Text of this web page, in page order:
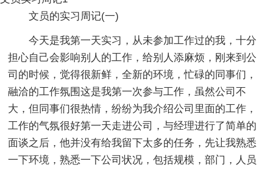
文员的实习周记(一)
今天是我第一天实习，从未参加工作过的我，十分
担心自己会影响别人的工作，给别人添麻烦，刚来到公
司的时候，觉得很新鲜，全新的环境，忙碌的同事们，
融洽的工作氛围这是我第一次参与工作，虽然公司不
大，但同事们很热情，纷纷为我介绍公司里面的工作，
工作的气氛很好第一天走进公司，与经理进行了简单的
面谈之后，他并没有给我留下太多的任务，先让我熟悉
一下环境，熟悉一下公司状况，包括规模，部门，人员